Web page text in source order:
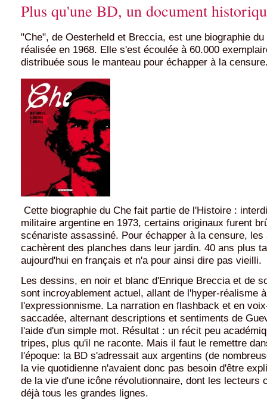
Plus qu'une BD, un document
"Che", de Oesterheld et Breccia, est une biographie
réalisée en 1968. Elle s'est écoulée à 60.000
distribuée sous le manteau pour échapper à la
Cette biographie du Che fait partie de l'Histoire :
militaire argentine en 1973, certains originaux furent
scénariste assassiné. Pour échapper à la censure, les
cachèrent des planches dans leur jardin. 40 ans plus
aujourd'hui en français et n'a pour ainsi dire pas vieilli.
Les dessins, en noir et blanc d'Enrique Breccia et de
sont incroyablement actuel, allant de l'hyper-réalisme à
l'expressionnisme. La narration en flashback et en
saccadée, alternant descriptions et sentiments de
l'aide d'un simple mot. Résultat : un récit peu
tripes, plus qu'il ne raconte. Mais il faut le remettre
l'époque: la BD s'adressait aux argentins (de
la vie quotidienne n'avaient donc pas besoin d'être
de la vie d'une icône révolutionnaire, dont les lecteurs
déjà tous les grandes lignes.